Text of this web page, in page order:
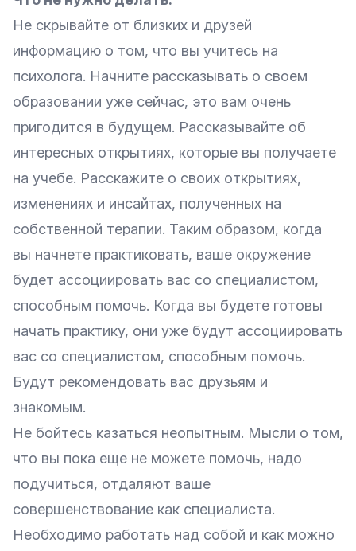
Не скрывайте от близких и друзей
информацию о том, что вы учитесь на
психолога. Начните рассказывать о своем
образовании уже сейчас, это вам очень
пригодится в будущем. Рассказывайте об
интересных открытиях, которые вы получаете
на учебе. Расскажите о своих открытиях,
изменениях и инсайтах, полученных на
собственной терапии. Таким образом, когда
вы начнете практиковать, ваше окружение
будет ассоциировать вас со специалистом,
способным помочь. Когда вы будете готовы
начать практику, они уже будут ассоциировать
вас со специалистом, способным помочь.
Будут рекомендовать вас друзьям и
знакомым.
Не бойтесь казаться неопытным. Мысли о том,
что вы пока еще не можете помочь, надо
подучиться, отдаляют ваше
совершенствование как специалиста.
Необходимо работать над собой и как можно